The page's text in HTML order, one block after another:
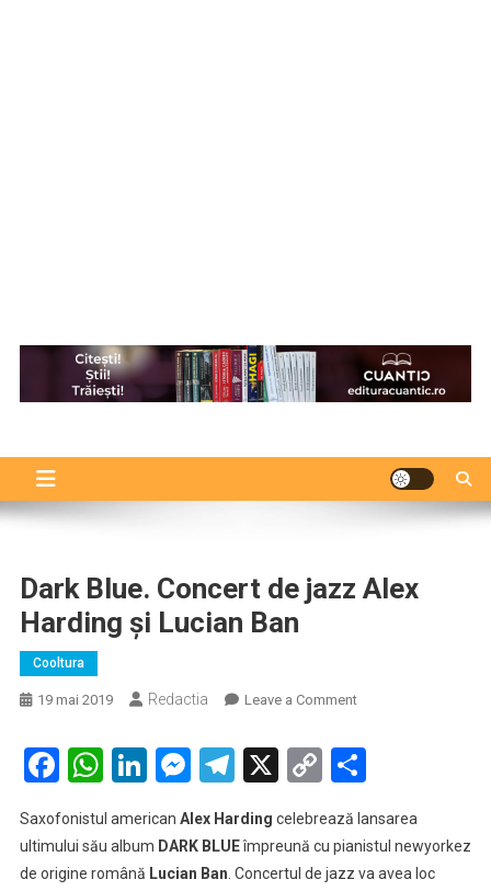
Dark Blue. Concert de jazz Alex
Harding și Lucian Ban
Cooltura
19 mai 2019 Redactia Leave a Commenton
Blue.
Concert
jazz
Alex
Harding
Facebook
WhatsApp
LinkedIn
Messenger
Telegram
X Copy
Saxofonistul american Alex Harding celebrează lansarea
ultimului său album DARK BLUEîmpreună cu pianistul newyorkez
de origine română Lucian Ban. Concertul de jazz va avea loc